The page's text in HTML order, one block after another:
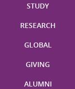
STUDY
RESEARCH
GLOBAL
GIVING
ALUMNI